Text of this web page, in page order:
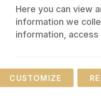
Lloguer turístic
Here you can view
information we
information, access
Necessary
These cookies are
CUSTOMIZE